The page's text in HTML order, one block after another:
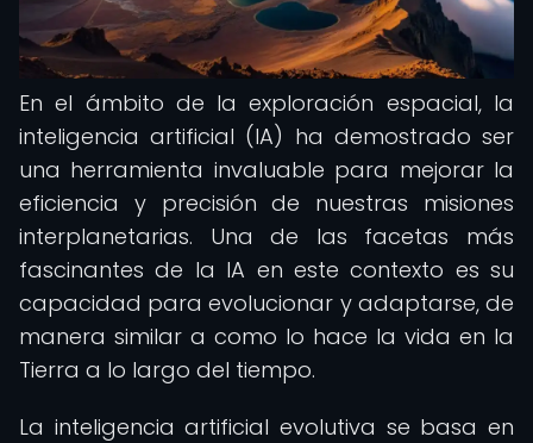
En el ámbito de la exploración espacial, la
inteligencia artificial (IA) ha demostrado ser
una herramienta invaluable para mejorar la
eficiencia y precisión de nuestras misiones
interplanetarias. Una de las facetas más
fascinantes de la IA en este contexto es su
capacidad para evolucionar y adaptarse, de
manera similar a como lo hace la vida en la
Tierra a lo largo del tiempo.
La inteligencia artificial evolutiva se basa en